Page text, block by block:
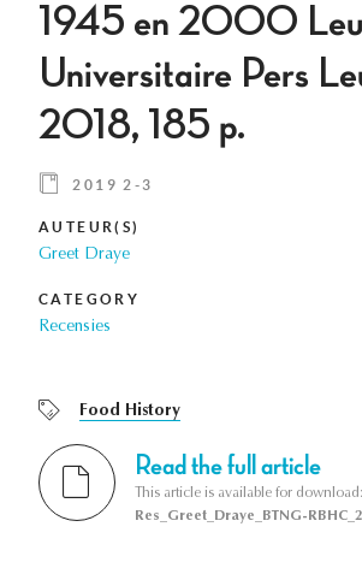
1945 en 2000
Universitaire Pers
2018, 185 p.
2019 2-3
AUTEUR(S)
Greet Draye
CATEGORY
Recensies
Food History
Read the full article
This article is available for download:
Res_Greet_Draye_BTNG-